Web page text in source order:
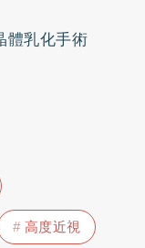
體乳化手術
高度近視